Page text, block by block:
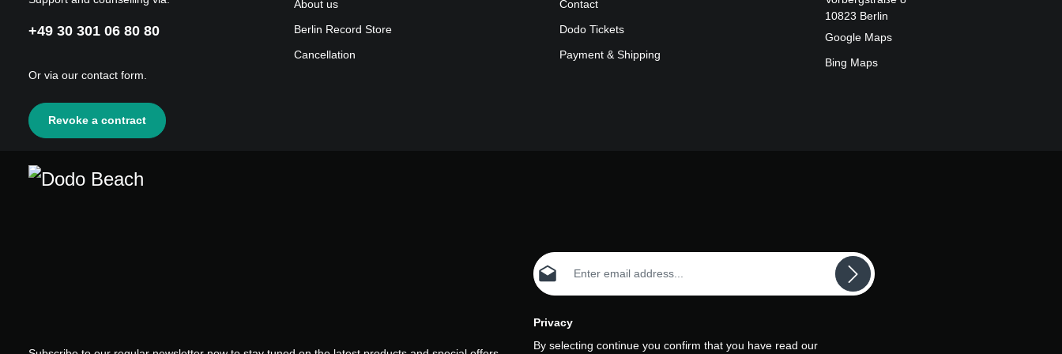
and spatial finesse, this is
attuned and eternal, a forever
+49 30 301 06 80 80
Or via our contact form.
Revoke a contract
About us
Berlin Record Store
Cancellation
Contact
Dodo Tickets
Payment & Shipping
10823 Berlin
Google Maps
Bing Maps
Email address*
Privacy
By selecting continue you confirm that you have read our